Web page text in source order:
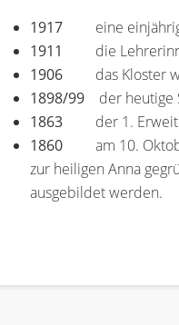
1917 eine
1911 die
1906 das Kloster
1898/99 der heutige
1863 der 1.
1860
am 10.
zur heiligen Anna
ausgebildet werden.